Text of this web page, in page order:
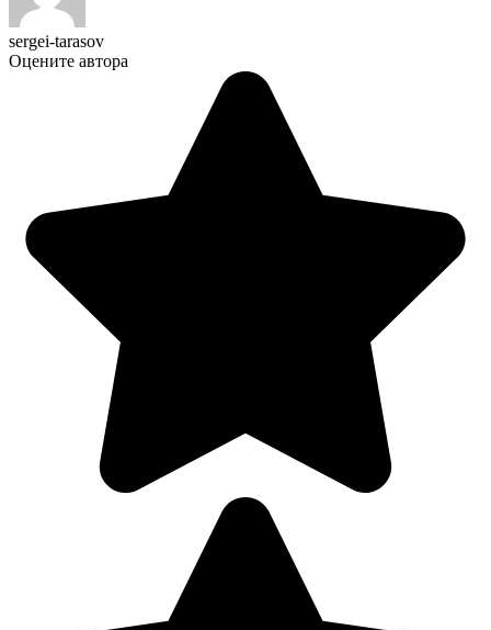
sergei-tarasov
Оцените автора